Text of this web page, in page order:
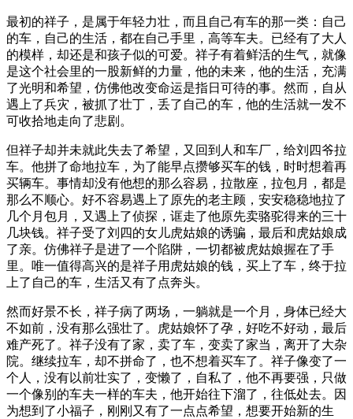
最初的祥子，是属于年轻力壮，而且自己有车的那一类：自己
的车，自己的生活，都在自己手里，高等车夫。已经有了大人
的模样，却还是和孩子似的可爱。祥子有着鲜活的生气，就像
是这个社会里的一股新鲜的力量，他的未来，他的生活，充满
了光明和希望，仿佛他改变命运是指日可待的事。然而，自从
遇上了兵灾，被抓了壮丁，丢了自己的车，他的生活就一发不
可收拾地走向了悲剧。
但祥子却并未就此失去了希望，又回到人和车厂，给刘四爷拉
车。他拼了命地拉车，为了能早点攒够买车的钱，时时想着再
买辆车。事情却没有他想的那么容易，拉散座，拉包月，都是
那么不顺心。好不容易遇上了原先的老主顾，安安稳稳地拉了
几个月包月，又遇上了侦探，诓走了他原先卖骆驼得来的三十
几块钱。祥子受了刘四的女儿虎姑娘的诱骗，最后和虎姑娘成
了亲。仿佛祥子是进了一个陷阱，一切都被虎姑娘握在了手
里。唯一值得高兴的是祥子用虎姑娘的钱，买上了车，终于拉
上了自己的车，生活又有了点奔头。
然而好景不长，祥子病了两场，一躺就是一个月，身体已经大
不如前，没有那么强壮了。虎姑娘怀了孕，好吃不好动，最后
难产死了。祥子没有了家，卖了车，变卖了家当，离开了大杂
院。继续拉车，却不拼命了，也不想着买车了。祥子像变了一
个人，没有以前壮实了，变懒了，自私了，他不再要强，只做
一个像别的车夫一样的车夫，他开始往下溜了，往低处去。因
为想到了小福子，刚刚又有了一点点希望，想要开始新的生